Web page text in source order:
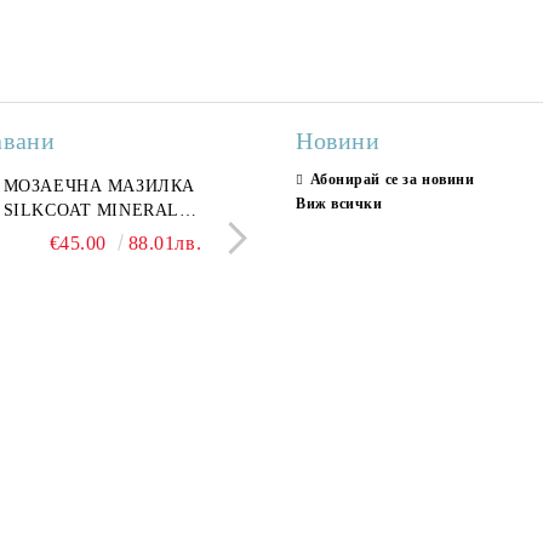
гранитогрес
GREY 60x120 см,
сив мрамор
€22.50 44.01лв.
Гранитогрес LESY GREY
GOLD 60х120см, тип
МОЗАЕЧНА МАЗИЛКА
SILKCOAT MINERAL
PLASTER STONE, СИТЕН
€45.00 88.01лв.
СТЕННИ ПЛОЧКИ
30X90CM, ГЛАНЦ
Новини
Абонирай се за новини
Виж всички